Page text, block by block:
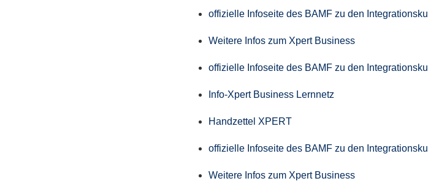
offizielle Infoseite des BAMF zu den
Weitere Infos zum Xpert Business
offizielle Infoseite des BAMF zu den
Info-Xpert Business Lernnetz
Handzettel XPERT
offizielle Infoseite des BAMF zu den
Weitere Infos zum Xpert Business